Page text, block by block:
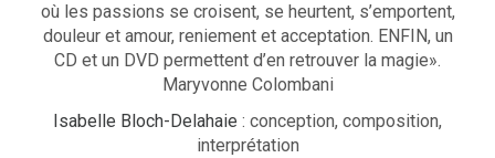
où les passions se croisent, se heurtent, s’emportent,
douleur et amour, reniement et acceptation. ENFIN, un
CD et un DVD permettent d’en retrouver la magie».
Maryvonne Colombani
Isabelle Bloch-Delahaie : conception, composition,
interprétation